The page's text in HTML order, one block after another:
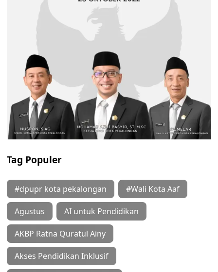
Tag Populer
#dpupr kota pekalongan #Wali Kota Aaf
Agustus AI untuk Pendidikan
AKBP Ratna Quratul Ainy
Akses Pendidikan Inklusif